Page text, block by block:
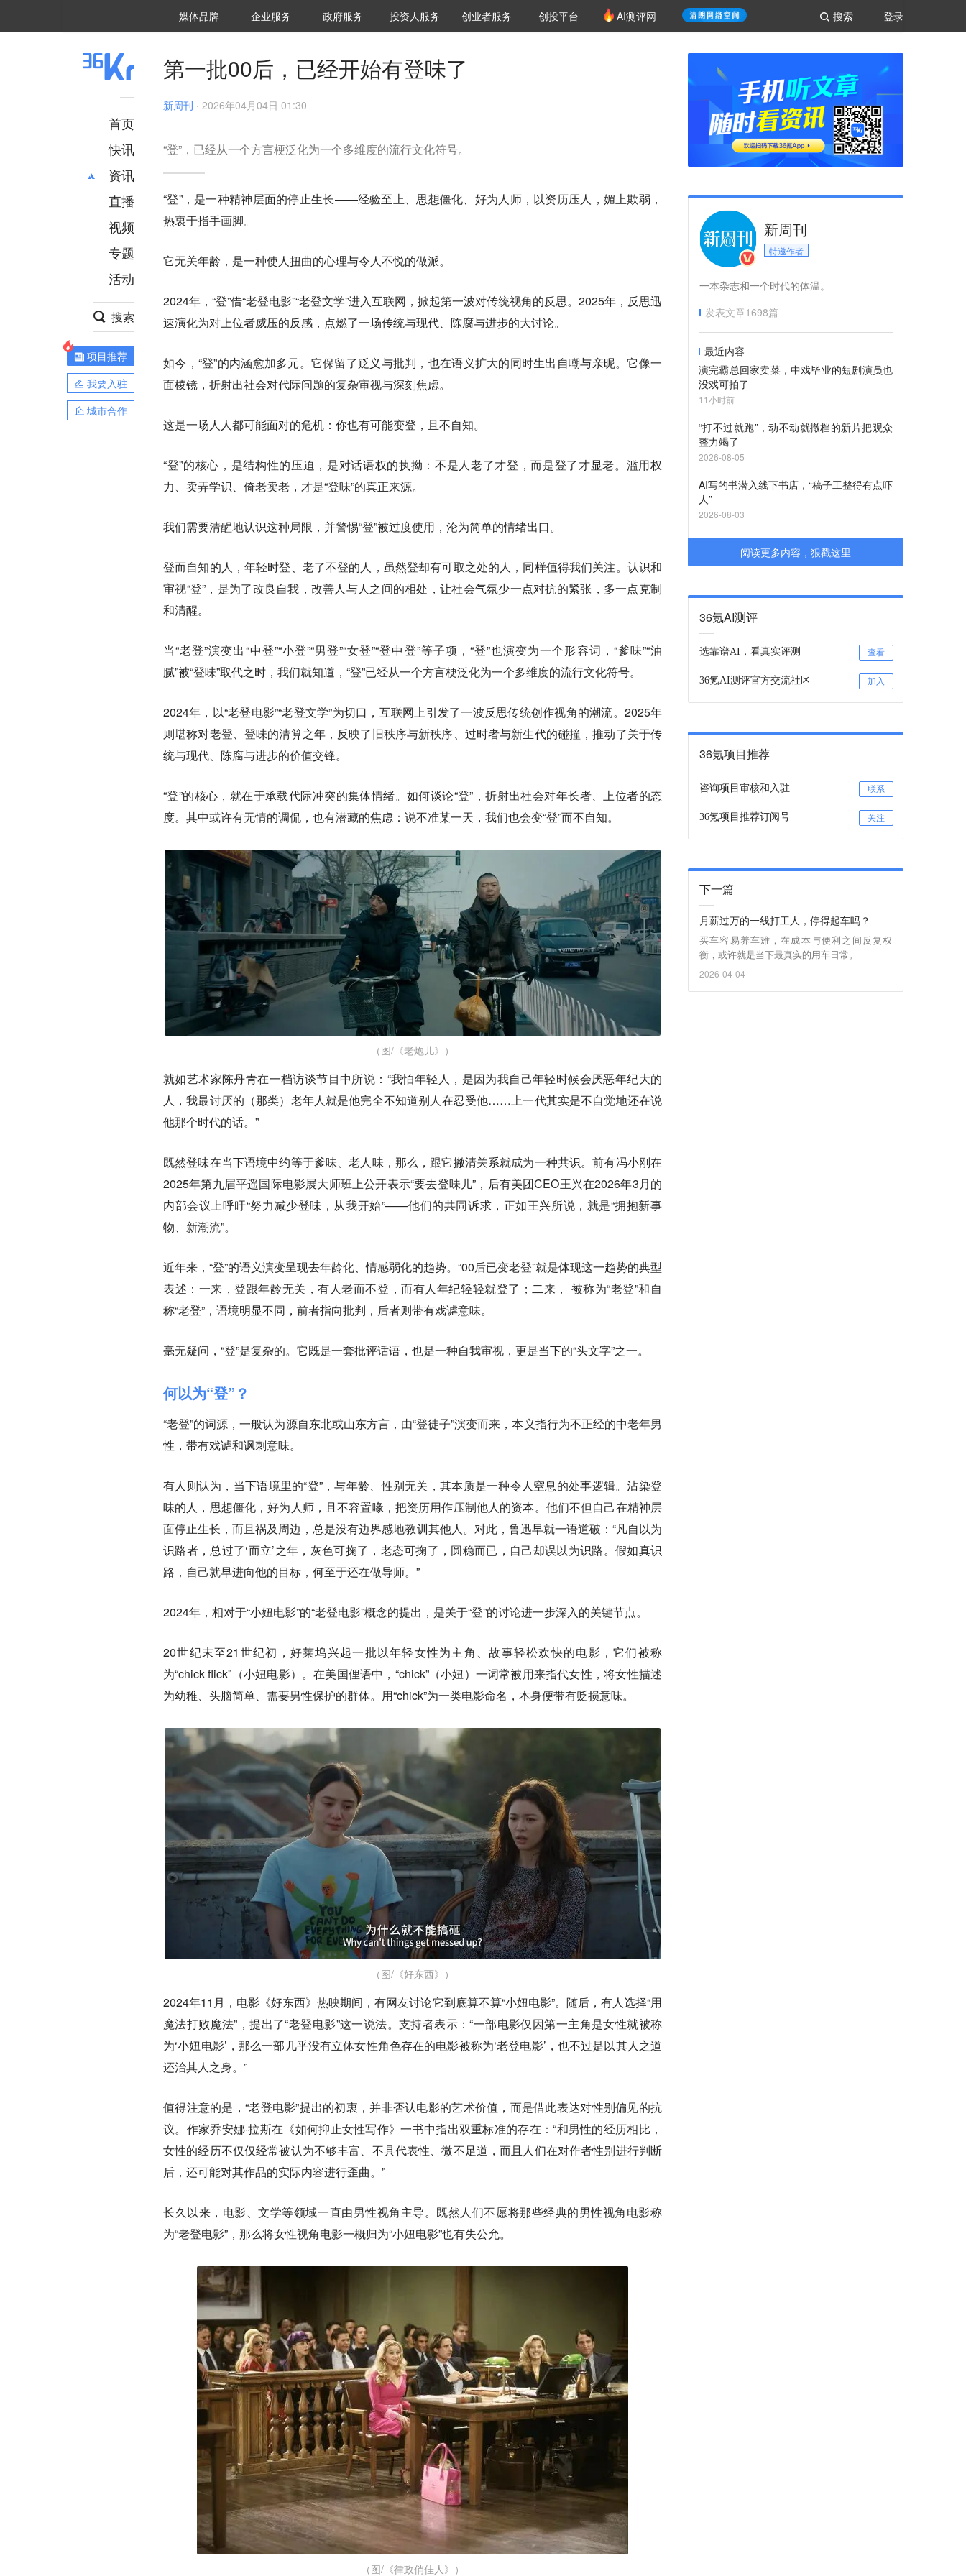
登录
搜索
媒体品牌 36Kr研究院
企业服务 城市之窗
政府服务 VClub投资机构库
投资机构职位推介
投资人服务 创投氪堂
创业者服务 创投平台 AI测评网
首页
快讯
资讯
推荐
财经
项目推荐
安徽
直播
视频
专题
活动
搜索
项目推荐
我要入驻
城市合作
第一批00后，已经开始有登味了
新周刊 · 2026年04月04日 01:30
“登”，已经从一个方言梗泛化为一个多维度的流行文化符号。
“登”，是一种精神层面的停止生长——经验至上、思想僵化、好为人师，以资历压人，媚上欺弱，
热衷于指手画脚。
它无关年龄，是一种使人扭曲的心理与令人不悦的做派。
2024年，“登”借“老登电影”“老登文学”进入互联网，掀起第一波对传统视角的反思。2025年，反思迅
速演化为对上位者威压的反感，点燃了一场传统与现代、陈腐与进步的大讨论。
如今，“登”的内涵愈加多元。它保留了贬义与批判，也在语义扩大的同时生出自嘲与亲昵。它像一
面棱镜，折射出社会对代际问题的复杂审视与深刻焦虑。
这是一场人人都可能面对的危机：你也有可能变登，且不自知。
“登”的核心，是结构性的压迫，是对话语权的执拗：不是人老了才登，而是登了才显老。滥用权
力、卖弄学识、倚老卖老，才是“登味”的真正来源。
我们需要清醒地认识这种局限，并警惕“登”被过度使用，沦为简单的情绪出口。
登而自知的人，年轻时登、老了不登的人，虽然登却有可取之处的人，同样值得我们关注。认识和
审视“登”，是为了改良自我，改善人与人之间的相处，让社会气氛少一点对抗的紧张，多一点克制
和清醒。
当“老登”演变出“中登”“小登”“男登”“女登”“登中登”等子项，“登”也演变为一个形容词，“爹味”“油
腻”被“登味”取代之时，我们就知道，“登”已经从一个方言梗泛化为一个多维度的流行文化符号。
2024年，以“老登电影”“老登文学”为切口，互联网上引发了一波反思传统创作视角的潮流。2025年
则堪称对老登、登味的清算之年，反映了旧秩序与新秩序、过时者与新生代的碰撞，推动了关于传
统与现代、陈腐与进步的价值交锋。
“登”的核心，就在于承载代际冲突的集体情绪。如何谈论“登”，折射出社会对年长者、上位者的态
度。其中或许有无情的调侃，也有潜藏的焦虑：说不准某一天，我们也会变“登”而不自知。
（图/《老炮儿》）
就如艺术家陈丹青在一档访谈节目中所说：“我怕年轻人，是因为我自己年轻时候会厌恶年纪大的
人，我最讨厌的（那类）老年人就是他完全不知道别人在忍受他……上一代其实是不自觉地还在说
他那个时代的话。”
既然登味在当下语境中约等于爹味、老人味，那么，跟它撇清关系就成为一种共识。前有冯小刚在
2025年第九届平遥国际电影展大师班上公开表示“要去登味儿”，后有美团CEO王兴在2026年3月的
内部会议上呼吁“努力减少登味，从我开始”——他们的共同诉求，正如王兴所说，就是“拥抱新事
物、新潮流”。
近年来，“登”的语义演变呈现去年龄化、情感弱化的趋势。“00后已变老登”就是体现这一趋势的典型
表述：一来，登跟年龄无关，有人老而不登，而有人年纪轻轻就登了；二来， 被称为“老登”和自
称“老登”，语境明显不同，前者指向批判，后者则带有戏谑意味。
毫无疑问，“登”是复杂的。它既是一套批评话语，也是一种自我审视，更是当下的“头文字”之一。
何以为“登”？
“老登”的词源，一般认为源自东北或山东方言，由“登徒子”演变而来，本义指行为不正经的中老年男
性，带有戏谑和讽刺意味。
有人则认为，当下语境里的“登”，与年龄、性别无关，其本质是一种令人窒息的处事逻辑。沾染登
味的人，思想僵化，好为人师，且不容置喙，把资历用作压制他人的资本。他们不但自己在精神层
面停止生长，而且祸及周边，总是没有边界感地教训其他人。对此，鲁迅早就一语道破：“凡自以为
识路者，总过了‘而立’之年，灰色可掬了，老态可掬了，圆稳而已，自己却误以为识路。假如真识
路，自己就早进向他的目标，何至于还在做导师。”
2024年，相对于“小妞电影”的“老登电影”概念的提出，是关于“登”的讨论进一步深入的关键节点。
20世纪末至21世纪初，好莱坞兴起一批以年轻女性为主角、故事轻松欢快的电影，它们被称
为“chick flick”（小妞电影）。在美国俚语中，“chick”（小妞）一词常被用来指代女性，将女性描述
为幼稚、头脑简单、需要男性保护的群体。用“chick”为一类电影命名，本身便带有贬损意味。
（图/《好东西》）
2024年11月，电影《好东西》热映期间，有网友讨论它到底算不算“小妞电影”。随后，有人选择“用
魔法打败魔法”，提出了“老登电影”这一说法。支持者表示：“一部电影仅因第一主角是女性就被称
为‘小妞电影’，那么一部几乎没有立体女性角色存在的电影被称为‘老登电影’，也不过是以其人之道
还治其人之身。”
值得注意的是，“老登电影”提出的初衷，并非否认电影的艺术价值，而是借此表达对性别偏见的抗
议。作家乔安娜·拉斯在《如何抑止女性写作》一书中指出双重标准的存在：“和男性的经历相比，
女性的经历不仅仅经常被认为不够丰富、不具代表性、微不足道，而且人们在对作者性别进行判断
后，还可能对其作品的实际内容进行歪曲。”
长久以来，电影、文学等领域一直由男性视角主导。既然人们不愿将那些经典的男性视角电影称
为“老登电影”，那么将女性视角电影一概归为“小妞电影”也有失公允。
（图/《律政俏佳人》）
新周刊
特邀作者
一本杂志和一个时代的体温。
发表文章1698篇
最近内容
演完霸总回家卖菜，中戏毕业的短剧演员也
没戏可拍了
11小时前
“打不过就跑”，动不动就撤档的新片把观众
整力竭了
2026-08-05
AI写的书潜入线下书店，“稿子工整得有点吓
人”
2026-08-03
阅读更多内容，狠戳这里
36氪AI测评
选靠谱AI，看真实评测 查看
36氪AI测评官方交流社区 加入
36氪项目推荐
咨询项目审核和入驻 联系
36氪项目推荐订阅号 关注
下一篇
月薪过万的一线打工人，停得起车吗？
买车容易养车难，在成本与便利之间反复权
衡，或许就是当下最真实的用车日常。
2026-04-04